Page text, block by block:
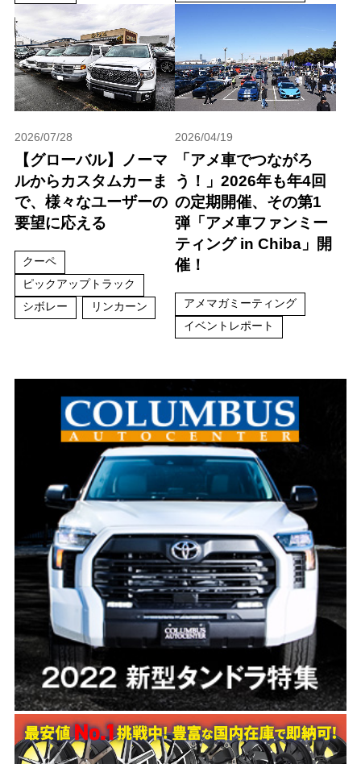
2026/07/28
【グローバル】ノーマ
ルからカスタムカーま
で、様々なユーザーの
要望に応える
クーペ
ピックアップトラック
シボレー
リンカーン
2026/04/19
「アメ車でつながろ
う！」2026年も年4回
の定期開催、その第1
弾「アメ車ファンミー
ティング in Chiba」開
催！
アメマガミーティング
イベントレポート